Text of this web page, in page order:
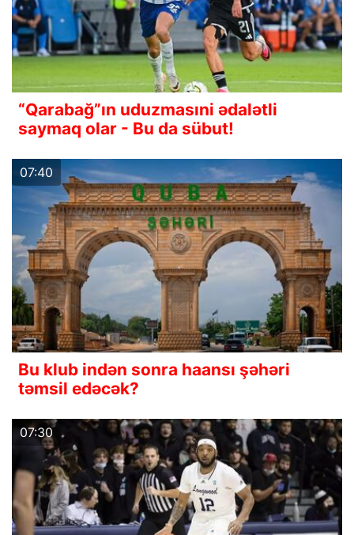
“Qarabağ”ın uduzmasıni ədalətli
saymaq olar - Bu da sübut!
07:40
Bu klub indən sonra haansı şəhəri
təmsil edəcək?
07:30